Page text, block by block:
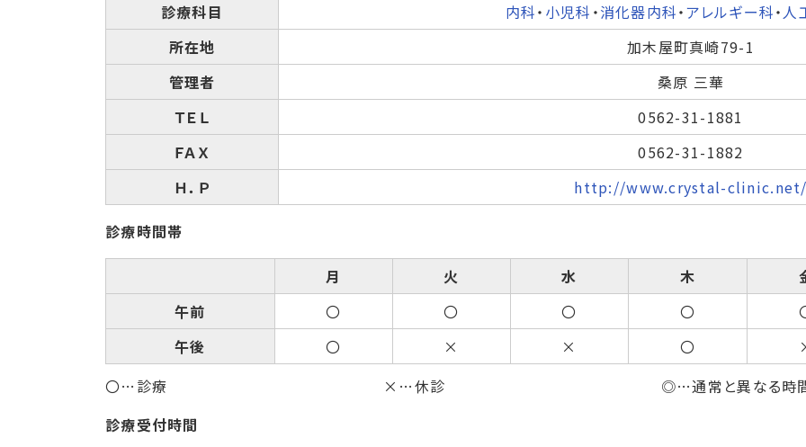
診療科目 内科・ 小児科 ・消化器内科・アレルギー科・人
所在地
加木屋町真崎79-1
管理者
桑原 三華
ＴＥＬ
0562-31-1881
ＦＡＸ
0562-31-1882
Ｈ．Ｐ
http://www.crystal-clinic.net/
診療時間帯
月 火 水 木
午前
〇 〇 〇 〇
午後
〇 × × 〇
〇…診療
×…休診 ◎…通常と異なる時
診療受付時間